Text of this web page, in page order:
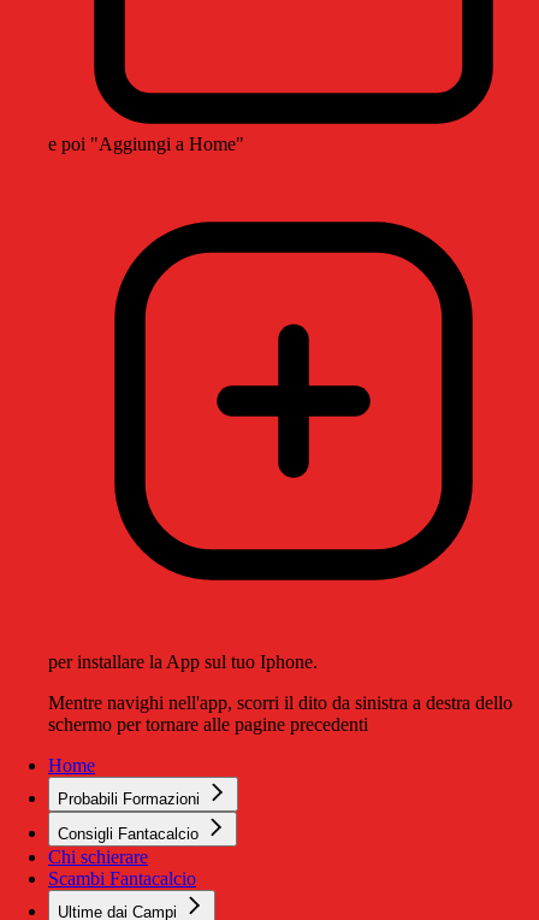
e poi "Aggiungi a Home"
per installare la App sul tuo Iphone.
Mentre navighi nell'app, scorri il dito da sinistra a destra dello
schermo per tornare alle pagine precedenti
Home
Probabili Formazioni
Consigli Fantacalcio
Chi schierare
Scambi Fantacalcio
Ultime dai Campi